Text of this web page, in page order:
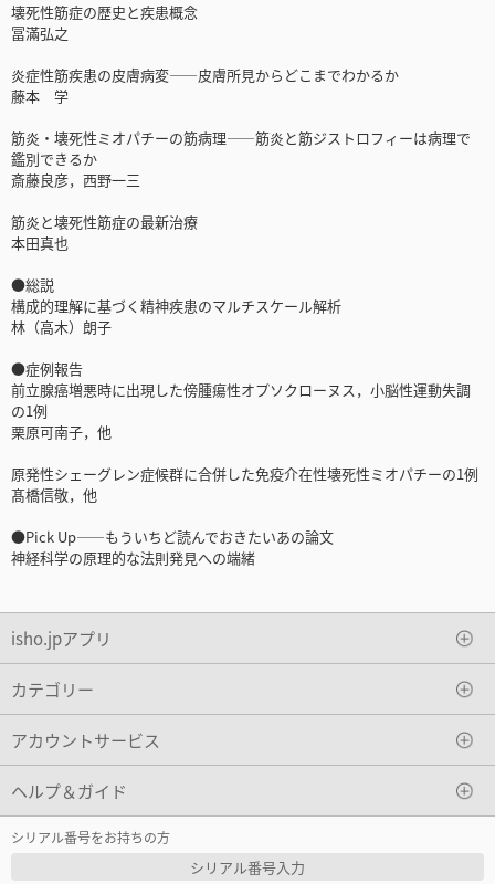
壊死性筋症の歴史と疾患概念
冨滿弘之
炎症性筋疾患の皮膚病変――皮膚所見からどこまでわかるか
藤本 学
筋炎・壊死性ミオパチーの筋病理――筋炎と筋ジストロフィーは病理で
鑑別できるか
斎藤良彦，西野一三
筋炎と壊死性筋症の最新治療
本田真也
●総説
構成的理解に基づく精神疾患のマルチスケール解析
林（高木）朗子
●症例報告
前立腺癌増悪時に出現した傍腫瘍性オプソクローヌス，小脳性運動失調
の1例
栗原可南子，他
原発性シェーグレン症候群に合併した免疫介在性壊死性ミオパチーの1例
髙橋信敬，他
●Pick Up――もういちど読んでおきたいあの論文
神経科学の原理的な法則発見への端緒
isho.jpアプリ
カテゴリー
アカウントサービス
ヘルプ＆ガイド
シリアル番号をお持ちの方
シリアル番号入力